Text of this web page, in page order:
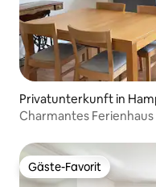
Privatunterkunft in
Charmantes
Gäste-Favorit
Gäste-Favorit